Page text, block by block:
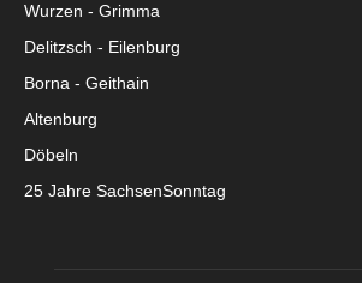
Wurzen - Grimma
Delitzsch - Eilenburg
Borna - Geithain
Altenburg
Döbeln
25 Jahre SachsenSonntag